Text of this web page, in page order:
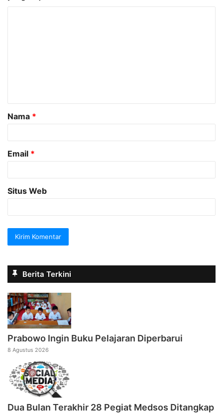
a
r
Nama *
Email *
Situs Web
Berita Terkini
Prabowo Ingin Buku Pelajaran Diperbarui
8 Agustus 2026
Dua Bulan Terakhir 28 Pegiat Medsos Ditangkap